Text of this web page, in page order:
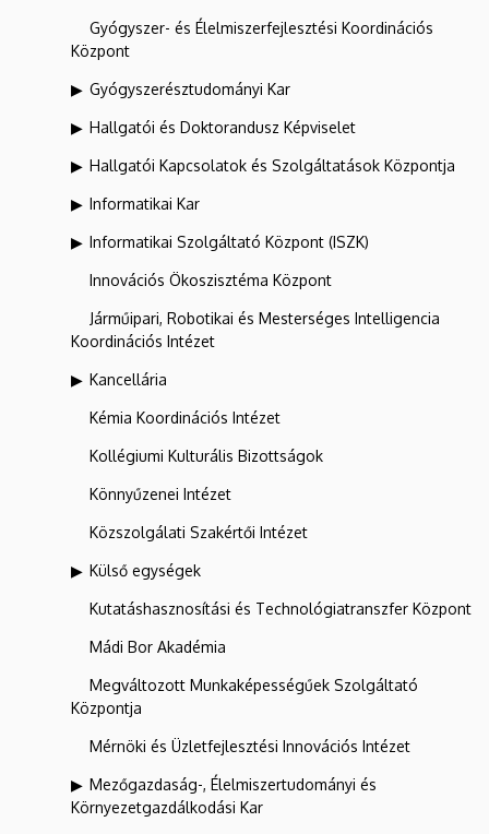
Gyógyszer- és Élelmiszerfejlesztési Koordinációs
Központ
Gyógyszerésztudományi Kar
Hallgatói és Doktorandusz Képviselet
Hallgatói Kapcsolatok és Szolgáltatások Központja
Informatikai Kar
Informatikai Szolgáltató Központ (ISZK)
Innovációs Ökoszisztéma Központ
Járműipari, Robotikai és Mesterséges Intelligencia
Koordinációs Intézet
Kancellária
Kémia Koordinációs Intézet
Kollégiumi Kulturális Bizottságok
Könnyűzenei Intézet
Közszolgálati Szakértői Intézet
Külső egységek
Kutatáshasznosítási és Technológiatranszfer Központ
Mádi Bor Akadémia
Megváltozott Munkaképességűek Szolgáltató
Központja
Mérnöki és Üzletfejlesztési Innovációs Intézet
Mezőgazdaság-, Élelmiszertudományi és
Környezetgazdálkodási Kar